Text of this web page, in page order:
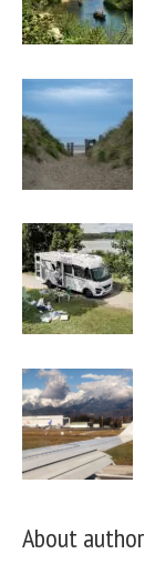
About author